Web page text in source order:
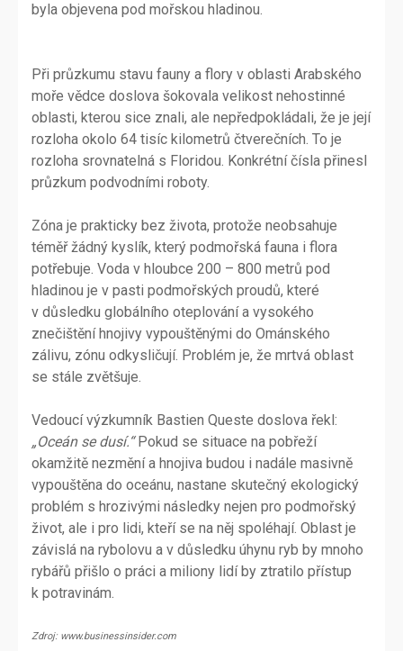
byla objevena pod mořskou hladinou.
Při průzkumu stavu fauny a flory v oblasti Arabského
moře vědce doslova šokovala velikost nehostinné
oblasti, kterou sice znali, ale nepředpokládali, že je její
rozloha okolo 64 tisíc kilometrů čtverečních. To je
rozloha srovnatelná s Floridou. Konkrétní čísla přinesl
průzkum podvodními roboty.
Zóna je prakticky bez života, protože neobsahuje
téměř žádný kyslík, který podmořská fauna i flora
potřebuje. Voda v hloubce 200 – 800 metrů pod
hladinou je v pasti podmořských proudů, které
v důsledku globálního oteplování a vysokého
znečištění hnojivy vypouštěnými do Ománského
zálivu, zónu odkysličují. Problém je, že mrtvá oblast
se stále zvětšuje.
Vedoucí výzkumník Bastien Queste doslova řekl:
„Oceán se dusí.“ Pokud se situace na pobřeží
okamžitě nezmění a hnojiva budou i nadále masivně
vypouštěna do oceánu, nastane skutečný ekologický
problém s hrozivými následky nejen pro podmořský
život, ale i pro lidi, kteří se na něj spoléhají. Oblast je
závislá na rybolovu a v důsledku úhynu ryb by mnoho
rybářů přišlo o práci a miliony lidí by ztratilo přístup
k potravinám.
Zdroj: www.businessinsider.com